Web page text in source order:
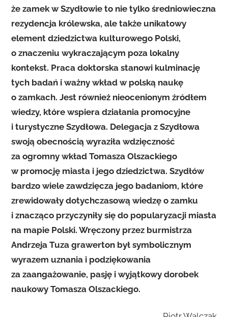
że zamek w Szydłowie to nie tylko średniowieczna
rezydencja królewska, ale także unikatowy
element dziedzictwa kulturowego Polski,
o znaczeniu wykraczającym poza lokalny
kontekst. Praca doktorska stanowi kulminację
tych badań i ważny wkład w polską naukę
o zamkach. Jest również nieocenionym źródłem
wiedzy, które wspiera działania promocyjne
i turystyczne Szydłowa. Delegacja z Szydłowa
swoją obecnością wyraziła wdzięczność
za ogromny wkład Tomasza Olszackiego
w promocję miasta i jego dziedzictwa. Szydłów
bardzo wiele zawdzięcza jego badaniom, które
zrewidowały dotychczasową wiedzę o zamku
i znacząco przyczyniły się do popularyzacji miasta
na mapie Polski. Wręczony przez burmistrza
Andrzeja Tuza grawerton był symbolicznym
wyrazem uznania i podziękowania
za zaangażowanie, pasję i wyjątkowy dorobek
naukowy Tomasza Olszackiego.